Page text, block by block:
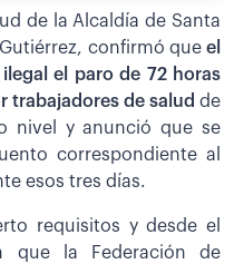
de la Alcaldía de Santa
confirmó que el
el paro de 72 horas
trabajadores de salud de
nivel y anunció que se
correspondiente al
esos tres días.
requisitos y desde el
que la Federación de